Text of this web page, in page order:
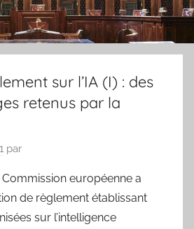
sur l’IA (I) : des
retenus par la
par
Commission européenne a
de règlement établissant
sur l’intelligence